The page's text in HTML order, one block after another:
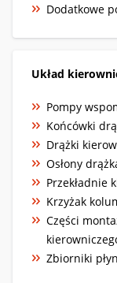
Dodatkowe
Układ
Pompy
Końcówki
Drążki
Osłony
Przekładnie
Krzyżak
Części
Zbiorniki